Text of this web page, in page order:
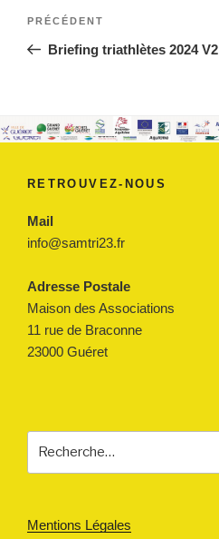
Navigation
Article
précédent
PRÉCÉDENT
Briefing triathlètes 2024 V2
RETROUVEZ-NOUS
Mail
info@samtri23.fr
Adresse Postale
Maison des Associations
11 rue de Braconne
23000 Guéret
Mentions Légales